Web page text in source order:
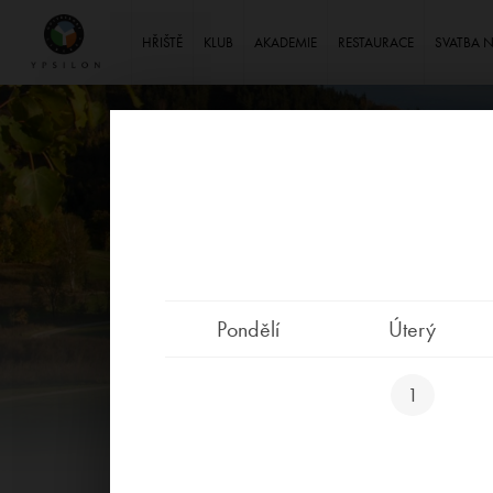
HŘIŠTĚ KLUB AKADEMIE RESTAURACE SVATBA
Pondělí Úterý
1